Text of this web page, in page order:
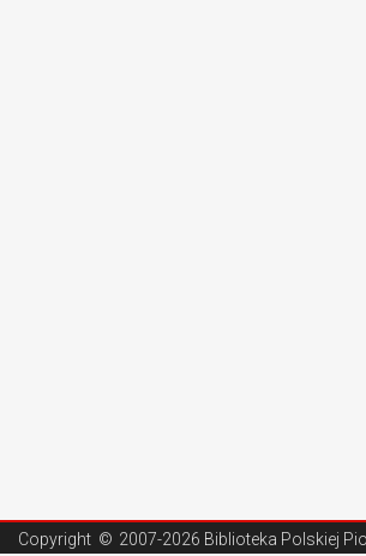
Copyright © 2007-2026 Biblioteka Polskiej